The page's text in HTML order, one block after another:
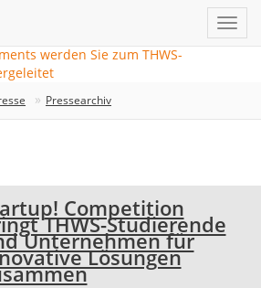
Pressearchiv
Competition
THWS-Studierende
Unternehmen für
Lösungen